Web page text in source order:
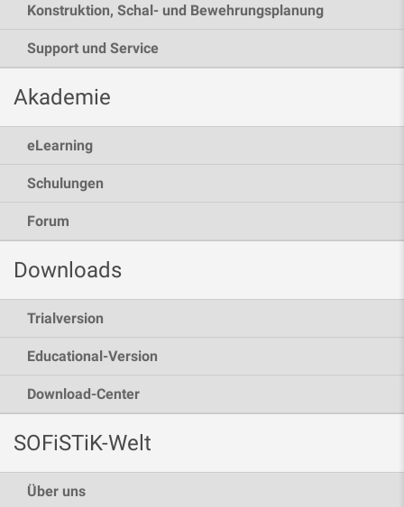
Konstruktion, Schal- und Bewehrungsplanung
Support und Service
Akademie
eLearning
Schulungen
Forum
Downloads
Trialversion
Educational-Version
Download-Center
SOFiSTiK-Welt
Über uns